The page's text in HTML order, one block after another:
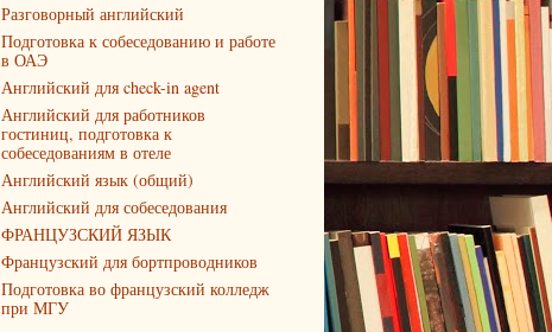
Разговорный английский
Подготовка к собеседованию и работе
в ОАЭ
Английский для check-in agent
Английский для работников
гостиниц, подготовка к
собеседованиям в отеле
Английский язык (общий)
Английский для собеседования
ФРАНЦУЗСКИЙ ЯЗЫК
Французский для бортпроводников
Подготовка во французский колледж
при МГУ